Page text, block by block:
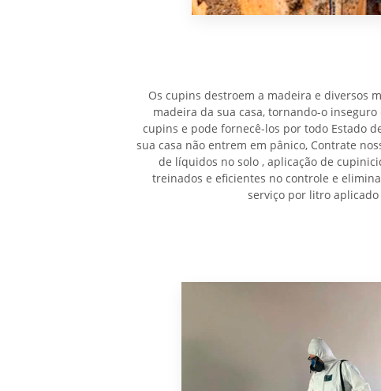
Os cupins destroem a madeira e diversos
madeira da sua casa, tornando-o inseguro
cupins e pode fornecê-los por todo Estado
sua casa não entrem em pânico, Contrate
de líquidos no solo , aplicação de
treinados e eficientes no controle e
serviço por litro